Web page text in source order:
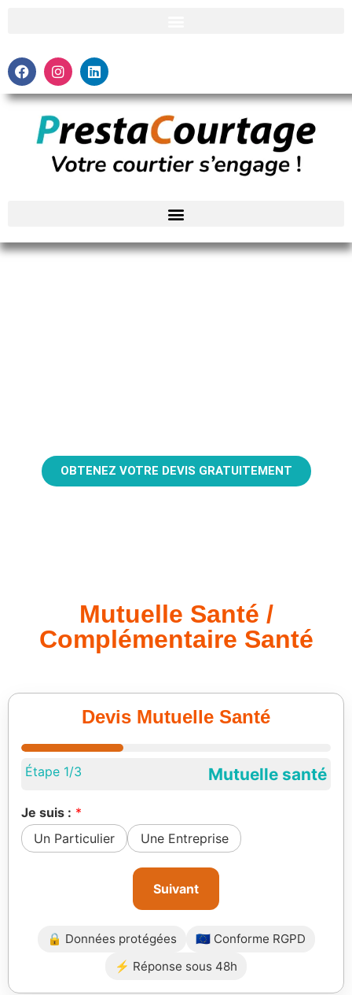
OBTENEZ VOTRE DEVIS GRATUITEMENT
Mutuelle Santé /
Complémentaire Santé
Devis Mutuelle Santé
Étape 1/3 Mutuelle santé
Je suis :
Un Particulier
Une Entreprise
Suivant
🔒 Données protégées
🇪🇺 Conforme RGPD
⚡ Réponse sous 48h